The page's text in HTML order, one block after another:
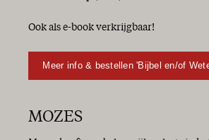
Ook als e-book verkrijgbaar!
Meer info & bestellen 'Bijbel en/of
MOZES